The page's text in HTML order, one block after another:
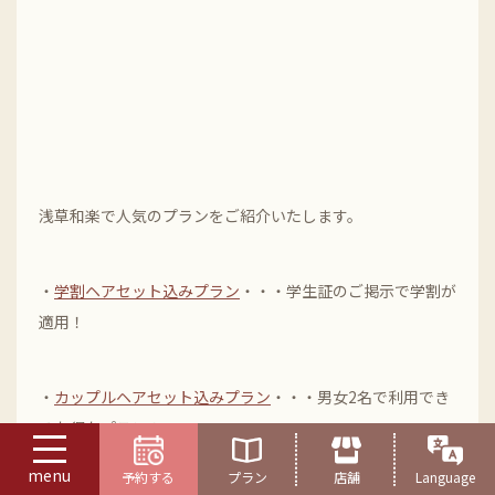
menu 予約する プラン 店舗 Language
浅草和楽で人気のプランをご紹介いたします。
・ 学割ヘアセット込みプラン ・・・学生証のご掲示で学割が
適用！
・ カップルヘアセット込みプラン ・・・男女2名で利用でき
るお得なプラン！